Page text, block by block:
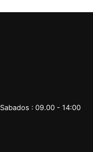
Sabados : 09.00 - 14:00